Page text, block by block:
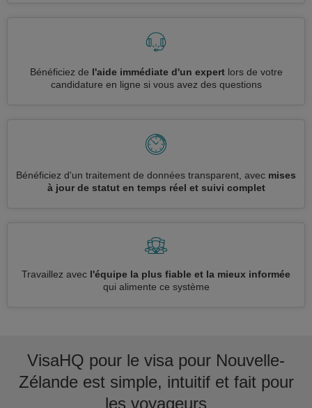
Bénéficiez de l'aide immédiate d'un expertlors de votre
candidature en ligne si vous avez des questions
Bénéficiez d'un traitement de données transparent, avec mises
à jour de statut en temps réel et suivi complet
Travaillez avec l'équipe la plus fiable et la mieux informée
qui alimente ce système
VisaHQ pour le visa pour Nouvelle-
Zélande est simple, intuitif et fait pour
les voyageurs